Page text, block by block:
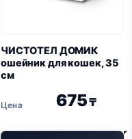
ЧИСТОТЕЛ ДОМИК
ошейник для кошек, 35
см
675₸